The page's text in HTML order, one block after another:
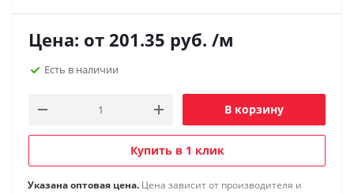
Цена: от 201.35 руб. /м
Есть в наличии
В корзину
Купить в 1 клик
Указана оптовая цена. Цена зависит от производителя и